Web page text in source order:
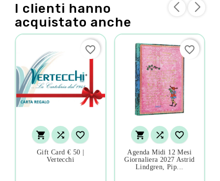
I clienti hanno
acquistato anche
  
Gift Card € 50 |
Vertecchi
favorite_border
  
Agenda Midi 12 Mesi
Giornaliera 2027 Astrid
Lindgren, Pip...
favorite_border